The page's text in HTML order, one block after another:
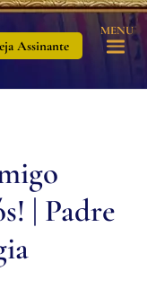
Assinante
MENU
| Padre